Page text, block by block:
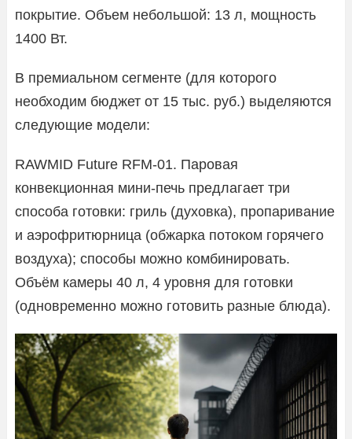
покрытие. Объем небольшой: 13 л, мощность
1400 Вт.
В премиальном сегменте (для которого
необходим бюджет от 15 тыс. руб.) выделяются
следующие модели:
RAWMID Future RFM-01. Паровая
конвекционная мини-печь предлагает три
способа готовки: гриль (духовка), пропаривание
и аэрофритюрница (обжарка потоком горячего
воздуха); способы можно комбинировать.
Объём камеры 40 л, 4 уровня для готовки
(одновременно можно готовить разные блюда).